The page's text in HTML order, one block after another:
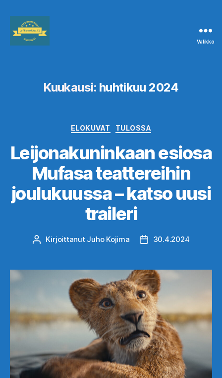
Valikko
Kuukausi: huhtikuu 2024
Kategoriat
ELOKUVAT TULOSSA
Leijonakuninkaan esiosa
Mufasa teattereihin
joulukuussa – katso uusi
traileri
Kirjoittaja
Kirjoittanut Juho Kojima Julkaisupäivämäärä
30.4.2024